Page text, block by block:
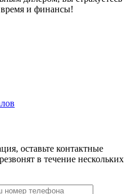
и финансы!
оставьте контактные
в течение нескольких